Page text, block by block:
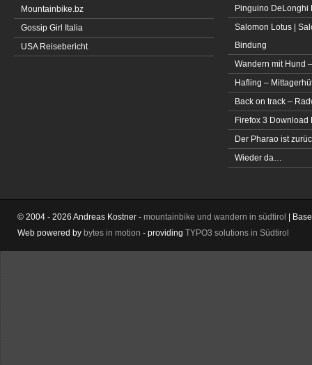
Mountainbike.bz
Gossip Girl Italia
USA Reisebericht
Pinguino DeLonghi
Salomon Lotus |
Bindung
Wandern mit Hund
Hafling –
Back on track –
Firefox 3 Download
Der Pharao ist
Wieder da…
© 2004 - 2026 Andreas Kostner - mountainbike und wandern in südtirol |
Web powered by bytes in motion - providing TYPO3 solutions in Südtirol